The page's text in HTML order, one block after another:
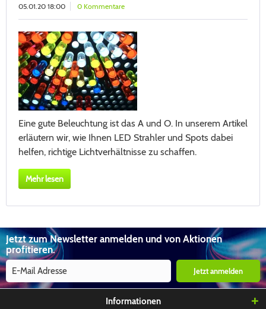
05.01.20 18:00 0 Kommentare
Eine gute Beleuchtung ist das A und O. In unserem Artikel
erläutern wir, wie Ihnen LED Strahler und Spots dabei
helfen, richtige Lichtverhältnisse zu schaffen.
Mehr lesen
Jetzt zum Newsletter anmelden und von Aktionen
profitieren.
Jetzt anmelden
Informationen